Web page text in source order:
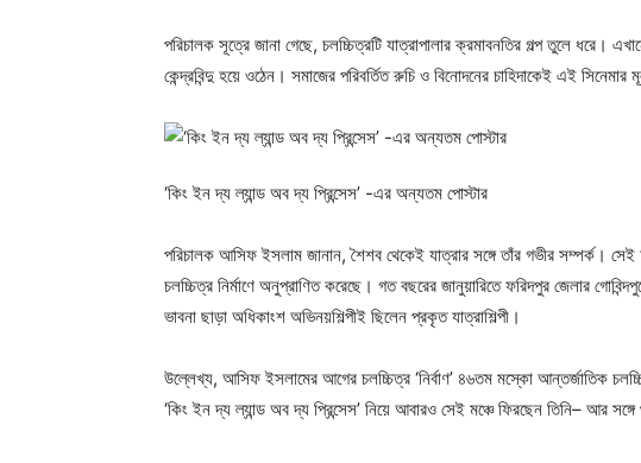
পরিচালক সূত্রে জানা গেছে, চলচ্চিত্রটি যাত্রাপালার ক্রমাবনতির গল্প তুলে ধরে।
কেন্দ্রবিন্দু হয়ে ওঠেন। সমাজের পরিবর্তিত রুচি ও বিনোদনের চাহিদাকেই এই
‘কিং ইন দ্য ল্যান্ড অব দ্য প্রিন্সেস’ -এর অন্যতম পোস্টার
পরিচালক আসিফ ইসলাম জানান, শৈশব থেকেই যাত্রার সঙ্গে তাঁর গভীর সম্পর্ক।
চলচ্চিত্র নির্মাণে অনুপ্রাণিত করেছে। গত বছরের জানুয়ারিতে ফরিদপুর জেলার
ভাবনা ছাড়া অধিকাংশ অভিনয়শিল্পীই ছিলেন প্রকৃত যাত্রাশিল্পী।
উল্লেখ্য, আসিফ ইসলামের আগের চলচ্চিত্র ‘নির্বাণ’ ৪৬তম মস্কো আন্তর্জাতিক
‘কিং ইন দ্য ল্যান্ড অব দ্য প্রিন্সেস’ নিয়ে আবারও সেই মঞ্চে ফিরছেন তিনি– আর সঙ্গে